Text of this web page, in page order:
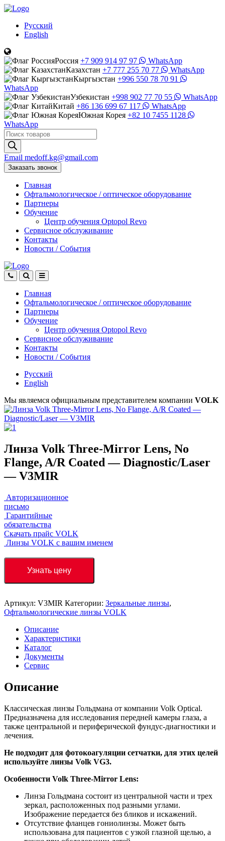
Русский
English
Россия +7 909 914 97 97
WhatsApp
Казахстан +7 777 255 70 77
WhatsApp
Кыргызстан +996 550 78 70 91
WhatsApp
Узбекистан +998 902 77 70 55
WhatsApp
Китай +86 136 699 67 117
WhatsApp
Южная Корея +82 10 7455 1128
WhatsApp
Поиск
товаров
Email medoff.kg@gmail.com
Заказать звонок
Главная
Офтальмологическое / оптическое оборудование
Партнеры
Обучение
Центр обучения Оptopol Revo
Сервисное обслуживание
Контакты
Новости / События
Главная
Офтальмологическое / оптическое оборудование
Партнеры
Обучение
Центр обучения Оptopol Revo
Сервисное обслуживание
Контакты
Новости / События
Русский
English
Мы являемся официальным представителем компании VOLK
Линза Volk Three-Mirror Lens, No
Flange, A/R Coated — Diagnostic/Laser
— V3MIR
Авторизационное
письмо
Гарантийные
обязательства
Скачать прайс VOLK
Линзы VOLK с вашим именем
Узнать цену
Артикул: V3MIR Категории: Зеркальные линзы,
Офтальмологические линзы VOLK
Описание
Характеристики
Каталог
Документы
Сервис
Описание
Классическая линзы Гольдмана от компании Volk Optical.
Предназначена для исследования передней камеры глаза, а
также центральной и периферической фундус-диагностики и
лечения.
Не подходит для фотокоагуляции сетчатки, для этих целей
используйте линзы Volk VG3.
Особенности Volk Three-Mirror Lens:
Линза Гольдмана состоит из центральной части и трех
зеркал, расположенных под разными углами.
Изображение передается без бликов и искажений.
Отсутствие фланцев гониолинзы. Может быть
использована для пациентов с узкой глазной щелью, а